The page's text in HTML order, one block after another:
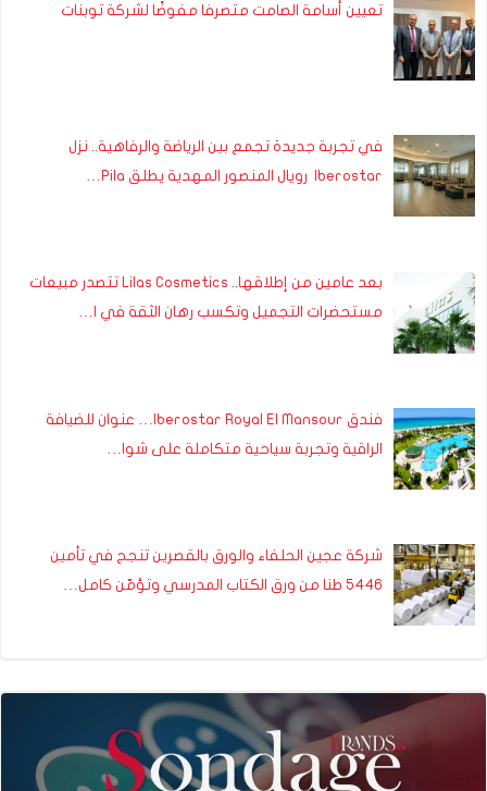
تعيين أسامة الصامت متصرفا مفوضًا لشركة توبنات
في تجربة جديدة تجمع بين الرياضة والرفاهية.. نزل
Iberostar رويال المنصور المهدية يطلق Pila…
بعد عامين من إطلاقها.. Lilas Cosmetics تتصدر مبيعات
مستحضرات التجميل وتكسب رهان الثقة في ا…
فندق Iberostar Royal El Mansour… عنوان للضيافة
الراقية وتجربة سياحية متكاملة على شوا…
شركة عجين الحلفاء والورق بالقصرين تنجح في تأمين
5446 طنا من ورق الكتاب المدرسي وتؤمّن كامل…